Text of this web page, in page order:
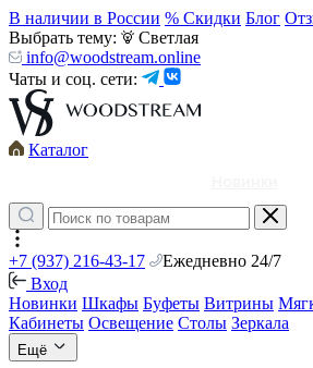
В наличии в России % Скидки Блог
Выбрать тему:
Светлая
info@woodstream.online
Чаты и соц. сети:
Каталог
+7 (937) 216-43-17
Ежедневно 24/7
Вход
Новинки Шкафы Буфеты Витрины
Кабинеты Освещение Столы Зеркала
Ещё